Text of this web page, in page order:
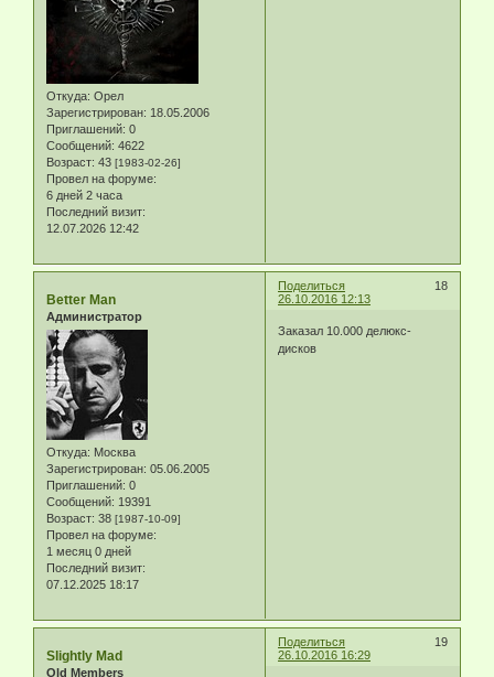
Откуда: Орел
Зарегистрирован: 18.05.2006
Приглашений: 0
Сообщений: 4622
Возраст: 43 [1983-02-26]
Провел на форуме:
6 дней 2 часа
Последний визит:
12.07.2026 12:42
Поделиться
18
26.10.2016 12:13
Better Man
Администратор
Откуда: Москва
Зарегистрирован: 05.06.2005
Приглашений: 0
Сообщений: 19391
Возраст: 38 [1987-10-09]
Провел на форуме:
1 месяц 0 дней
Последний визит:
07.12.2025 18:17
Заказал 10.000 делюкс-
дисков
Поделиться
19
26.10.2016 16:29
Slightly Mad
Old Members